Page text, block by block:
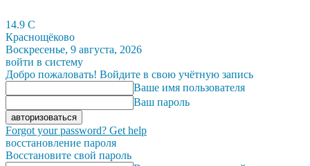
14.9 C
Краснощёково
Воскресенье, 9 августа, 2026
войти в систему
Добро пожаловать! Войдите в свою учётную запись
Ваше имя пользователя
Ваш пароль
Forgot your password? Get help
восстановление пароля
Восстановите свой пароль